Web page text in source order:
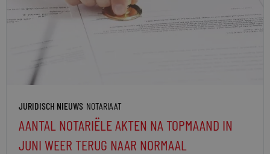
JURIDISCH NIEUWS NOTARIAAT
AANTAL NOTARIËLE AKTEN NA TOPMAAND IN
JUNI WEER TERUG NAAR NORMAAL